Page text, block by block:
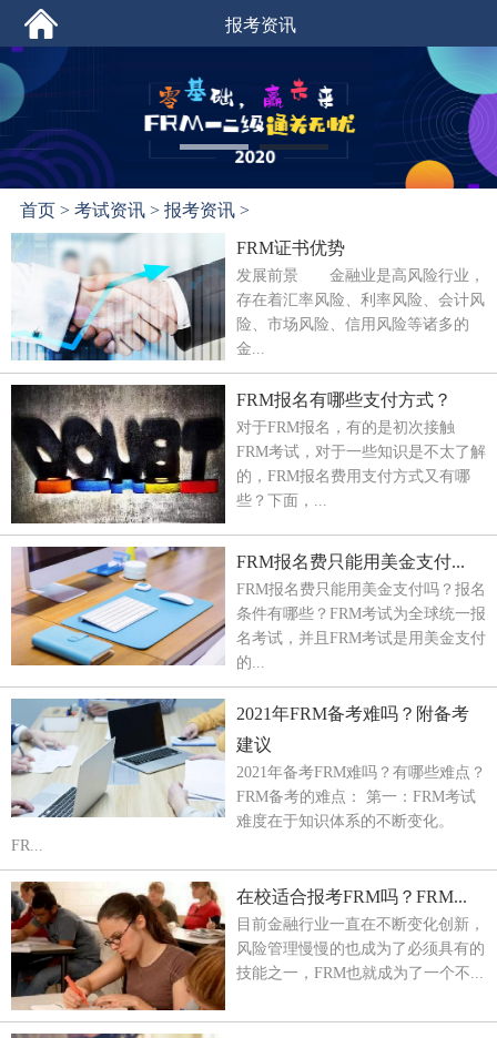
报考资讯
首页> 考试资讯> 报考资讯>
FRM证书优势
发展前景 金融业是高风险行业，
存在着汇率风险、利率风险、会计风
险、市场风险、信用风险等诸多的
金...
FRM报名有哪些支付方式？
对于FRM报名，有的是初次接触
FRM考试，对于一些知识是不太了解
的，FRM报名费用支付方式又有哪
些？下面，...
FRM报名费只能用美金支付...
FRM报名费只能用美金支付吗？报名
条件有哪些？FRM考试为全球统一报
名考试，并且FRM考试是用美金支付
的...
2021年FRM备考难吗？附备考
建议
2021年备考FRM难吗？有哪些难点？
FRM备考的难点： 第一：FRM考试
难度在于知识体系的不断变化。
FR...
在校适合报考FRM吗？FRM...
目前金融行业一直在不断变化创新，
风险管理慢慢的也成为了必须具有的
技能之一，FRM也就成为了一个不...